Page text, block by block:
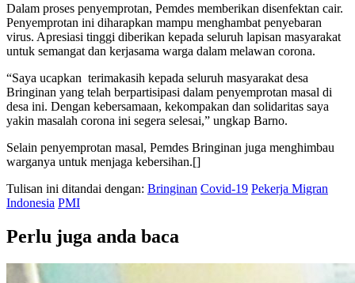
Dalam proses penyemprotan, Pemdes memberikan disenfektan cair.
Penyemprotan ini diharapkan mampu menghambat penyebaran
virus. Apresiasi tinggi diberikan kepada seluruh lapisan masyarakat
untuk semangat dan kerjasama warga dalam melawan corona.
“Saya ucapkan terimakasih kepada seluruh masyarakat desa
Bringinan yang telah berpartisipasi dalam penyemprotan masal di
desa ini. Dengan kebersamaan, kekompakan dan solidaritas saya
yakin masalah corona ini segera selesai,” ungkap Barno.
Selain penyemprotan masal, Pemdes Bringinan juga menghimbau
warganya untuk menjaga kebersihan.[]
Tulisan ini ditandai dengan: Bringinan Covid-19 Pekerja Migran
Indonesia PMI
Perlu juga anda baca